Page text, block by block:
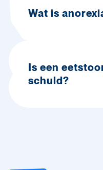
Wat is
Is een
schuld?